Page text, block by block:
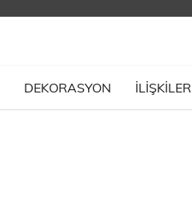
DEKORASYON İLIŞKILER